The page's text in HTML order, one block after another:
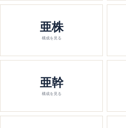
亜株
構成を見る
亜幹
構成を見る